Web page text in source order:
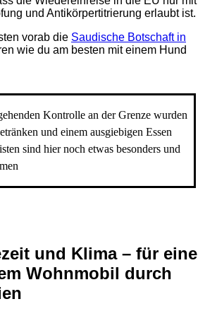
und Antikörpertitrierung erlaubt ist.
vorab die Saudische Botschaft in
wie du am besten mit einem Hund
Kontrolle an der Grenze wurden
und einem ausgiebigen Essen
sind hier noch etwas besonders und
und Klima – für eine
Wohnmobil durch